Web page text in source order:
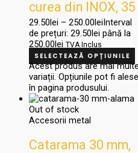
curea din INOX, 35
mm, Cod LM1
29.50lei – 250.00leiInterval
de prețuri: 29.50lei până la
250.00lei TVA Inclus
SELECTEAZĂ OPȚIUNILE
Acest produs are mai multe
variații. Opțiunile pot fi alese
în pagina produsului.
Out of stock
Accesorii metal
Catarama 30 mm,